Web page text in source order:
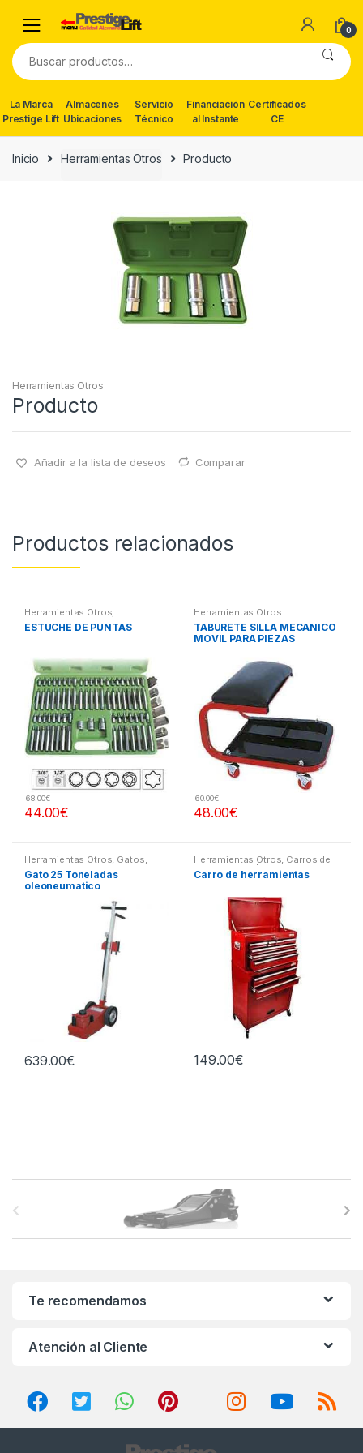
navigation
content
0
Buscar
por:
La Marca
Prestige Lift
Almacenes
Ubicaciones
Servicio
Técnico
Financiación
al Instante
Certificados
CE
Inicio Herramientas Otros Producto
Herramientas Otros
Producto
Añadir a la lista de deseos Comparar
Productos relacionados
Herramientas Otros,
Herramientas De Mano ,
Herramientas De Mano,
otros
ESTUCHE DE PUNTAS
44.00€
68.00€
Herramientas Otros
TABURETE SILLA MECANICO
MOVIL PARA PIEZAS
48.00€
60.00€
Herramientas Otros, Gatos,
Soportes y Hidraulica
Gato 25 Toneladas
oleoneumatico
639.00€
Herramientas Otros, Carros de
Herramientas | Bancos
Carro de herramientas
149.00€
Te recomendamos
Atención al Cliente